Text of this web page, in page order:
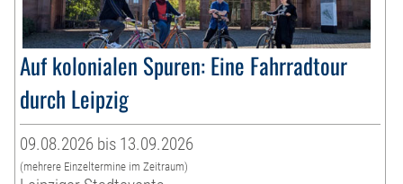
Auf kolonialen Spuren: Eine Fahrradtour
durch Leipzig
09.08.2026 bis 13.09.2026
(mehrere Einzeltermine im Zeitraum)